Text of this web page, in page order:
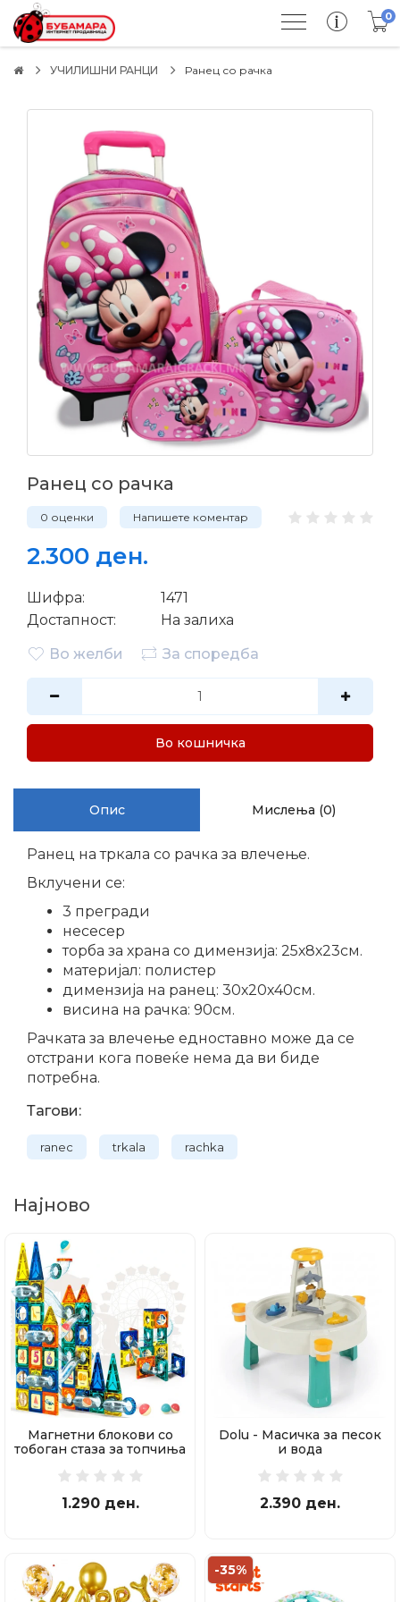
0
УЧИЛИШНИ РАНЦИ Ранец со рачка
Ранец со рачка
0 оценки Напишете коментар
2.300 ден.
Шифра:
1471
Достапност:
На залиха
Во желби
За споредба
Во кошничка
Опис Мислења (0)
Ранец на тркала со рачка за влечење.
Вклучени се:
3 прегради
несесер
торба за храна со димензија: 25х8х23см.
материјал: полистер
димензија на ранец: 30х20х40см.
висина на рачка: 90см.
Рачката за влечење едноставно може да се
отстрани кога повеќе нема да ви биде
потребна.
Тагови:
ranec trkala rachka
Најново
Магнетни блокови со
тобоган стаза за топчиња
1.290 ден.
Dolu - Масичка за песок
и вода
2.390 ден.
-35%